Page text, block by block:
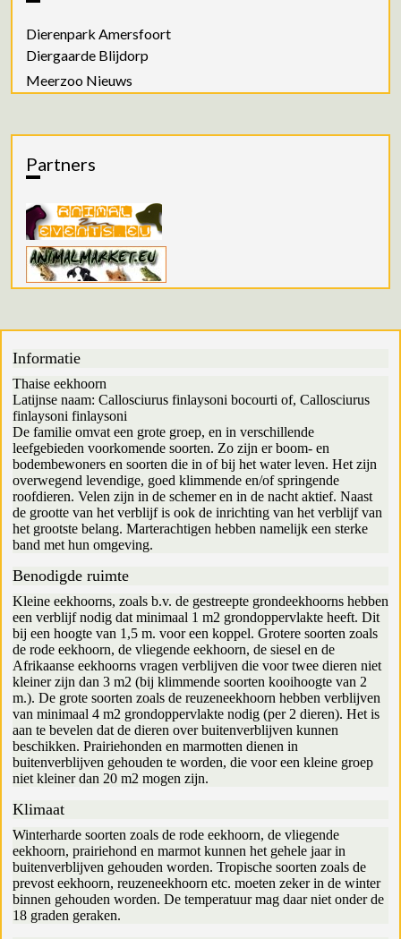
Dierenpark Amersfoort
Diergaarde Blijdorp
Meerzoo Nieuws
Partners
Informatie
Thaise eekhoorn
Latijnse naam: Callosciurus finlaysoni bocourti of, Callosciurus
finlaysoni finlaysoni
De familie omvat een grote groep, en in verschillende
leefgebieden voorkomende soorten. Zo zijn er boom- en
bodembewoners en soorten die in of bij het water leven. Het zijn
overwegend levendige, goed klimmende en/of springende
roofdieren. Velen zijn in de schemer en in de nacht aktief. Naast
de grootte van het verblijf is ook de inrichting van het verblijf van
het grootste belang. Marterachtigen hebben namelijk een sterke
band met hun omgeving.
Benodigde ruimte
Kleine eekhoorns, zoals b.v. de gestreepte grondeekhoorns hebben
een verblijf nodig dat minimaal 1 m2 grondoppervlakte heeft. Dit
bij een hoogte van 1,5 m. voor een koppel. Grotere soorten zoals
de rode eekhoorn, de vliegende eekhoorn, de siesel en de
Afrikaanse eekhoorns vragen verblijven die voor twee dieren niet
kleiner zijn dan 3 m2 (bij klimmende soorten kooihoogte van 2
m.). De grote soorten zoals de reuzeneekhoorn hebben verblijven
van minimaal 4 m2 grondoppervlakte nodig (per 2 dieren). Het is
aan te bevelen dat de dieren over buitenverblijven kunnen
beschikken. Prairiehonden en marmotten dienen in
buitenverblijven gehouden te worden, die voor een kleine groep
niet kleiner dan 20 m2 mogen zijn.
Klimaat
Winterharde soorten zoals de rode eekhoorn, de vliegende
eekhoorn, prairiehond en marmot kunnen het gehele jaar in
buitenverblijven gehouden worden. Tropische soorten zoals de
prevost eekhoorn, reuzeneekhoorn etc. moeten zeker in de winter
binnen gehouden worden. De temperatuur mag daar niet onder de
18 graden geraken.